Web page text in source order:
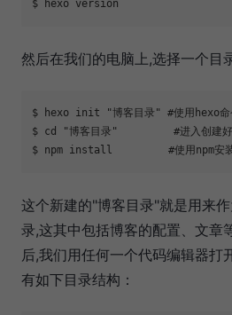
然后在我们的电脑上,选择一个目
$ hexo init "博客目录"
#使用hexo
$ cd "博客目录"
#进入创建
$ npm install #使用npm安
这个新建的"博客目录"就是用来
录,这其中包括博客的配置、文章
后,我们用任何一个代码编辑器打
有如下目录结构：